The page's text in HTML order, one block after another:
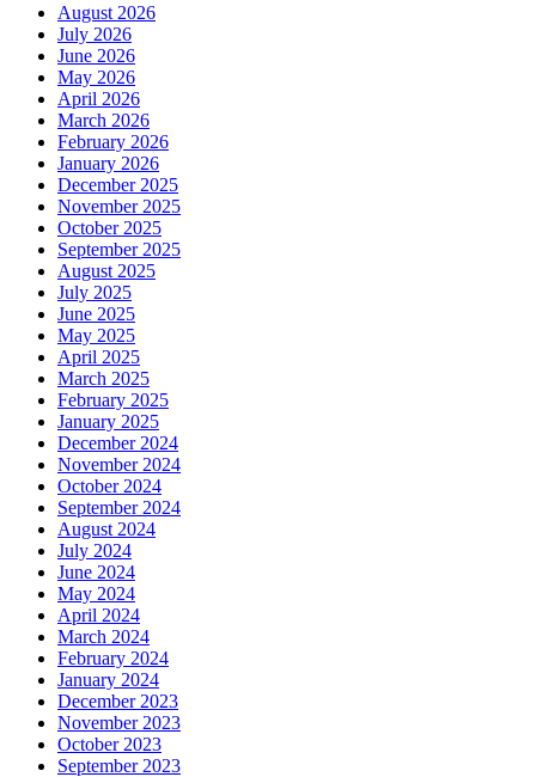
August 2026
July 2026
June 2026
May 2026
April 2026
March 2026
February 2026
January 2026
December 2025
November 2025
October 2025
September 2025
August 2025
July 2025
June 2025
May 2025
April 2025
March 2025
February 2025
January 2025
December 2024
November 2024
October 2024
September 2024
August 2024
July 2024
June 2024
May 2024
April 2024
March 2024
February 2024
January 2024
December 2023
November 2023
October 2023
September 2023